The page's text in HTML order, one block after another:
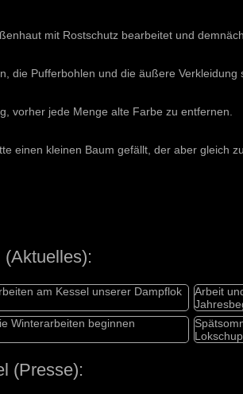
mit Rostschutz bearbeitet und
die Pufferbohlen und die äußere Verkleidung
vorher jede Menge alte Farbe zu entfernen.
einen kleinen Baum gefällt, der aber gleich
am Kessel unserer Dampflok
Arbeit
Winterarbeiten beginnen
(Presse):